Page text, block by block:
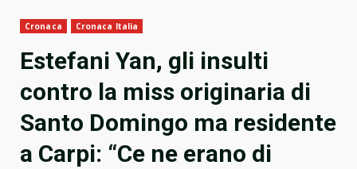
Cronaca Cronaca Italia
Estefani Yan, gli insulti
contro la miss originaria di
Santo Domingo ma residente
a Carpi: “Ce ne erano di